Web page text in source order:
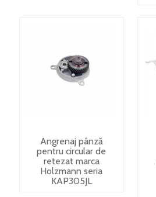
Angrenaj pânză
pentru circular de
retezat marca
Holzmann seria
KAP305JL